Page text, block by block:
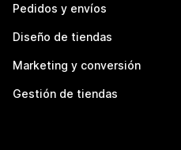
Pedidos y envíos
Diseño de tiendas
Marketing y conversión
Gestión de tiendas